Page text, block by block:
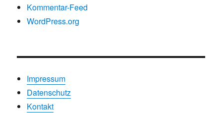
Kommentar-Feed
WordPress.org
Impressum
Datenschutz
Kontakt